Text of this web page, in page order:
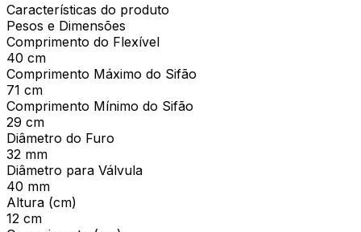
Características do produto
Pesos e Dimensões
Comprimento do Flexível
40 cm
Comprimento Máximo do Sifão
71 cm
Comprimento Mínimo do Sifão
29 cm
Diâmetro do Furo
32 mm
Diâmetro para Válvula
40 mm
Altura (cm)
12 cm